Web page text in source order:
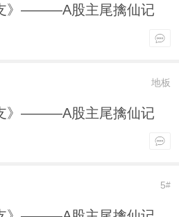
》———A股主尾擒仙记
地板
》———A股主尾擒仙记
5#